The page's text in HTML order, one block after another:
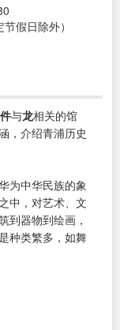
假日除外）
与龙相关的馆
，介绍青浦历史
为中华民族的象
中，对艺术、文
到器物到绘画，
种类繁多，如舞